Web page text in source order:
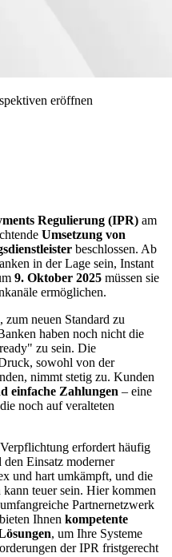
eröffnen
Regulierung (IPR) am
Umsetzung von
beschlossen. Ab
in der Lage sein, Instant
9. Oktober 2025 müssen sie
ermöglichen.
zum neuen Standard zu
haben noch nicht die
zu sein. Die
sowohl von der
nimmt stetig zu. Kunden
einfache Zahlungen – eine
noch auf veralteten
erfordert häufig
Einsatz moderner
und hart umkämpft, und die
teuer sein. Hier kommen
Partnernetzwerk
Ihnen kompetente
, um Ihre Systeme
der IPR fristgerecht